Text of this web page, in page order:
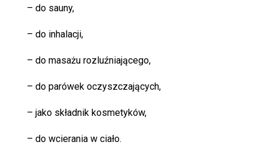
– do sauny,
– do inhalacji,
– do masażu rozluźniającego,
– do parówek oczyszczających,
– jako składnik kosmetyków,
– do wcierania w ciało.